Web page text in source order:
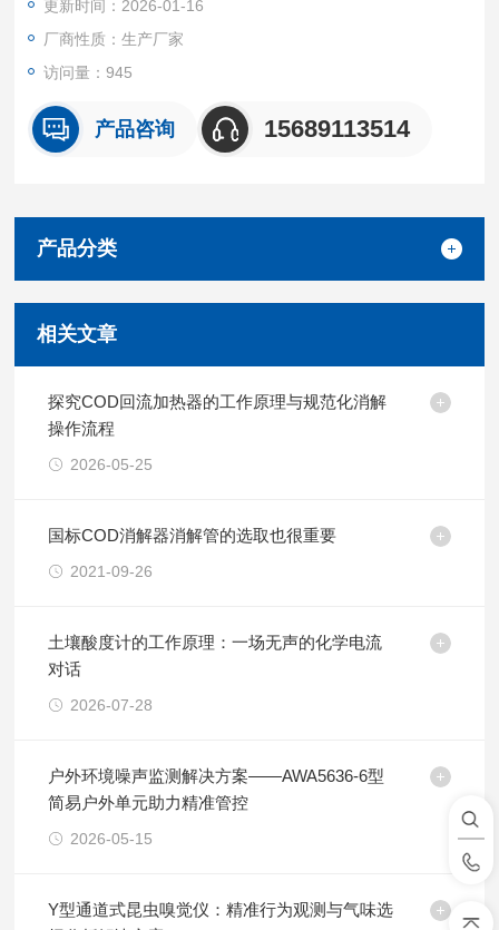
更新时间：2026-01-16
厂商性质：生产厂家
访问量：945
产品咨询 15689113514
产品分类
相关文章
探究COD回流加热器的工作原理与规范化消解
操作流程
2026-05-25
国标COD消解器消解管的选取也很重要
2021-09-26
土壤酸度计的工作原理：一场无声的化学电流
对话
2026-07-28
户外环境噪声监测解决方案——AWA5636-6型
简易户外单元助力精准管控
2026-05-15
Y型通道式昆虫嗅觉仪：精准行为观测与气味选